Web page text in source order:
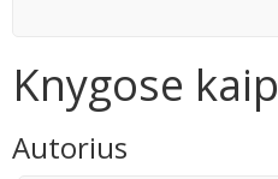
Knygose kaip
Autorius